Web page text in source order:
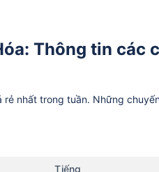
Thông tin các
rẻ nhất trong tuần. Những
Tiếng